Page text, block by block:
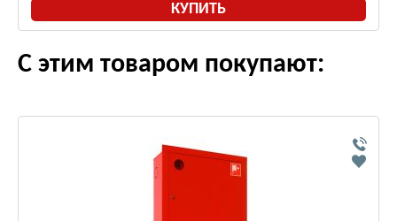
КУПИТЬ
С этим товаром покупают: